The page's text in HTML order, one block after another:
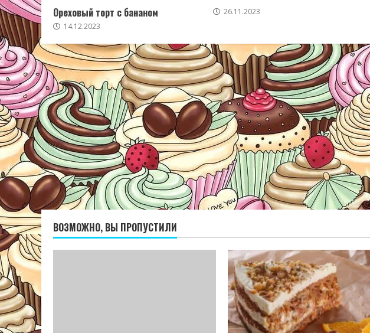
Ореховый торт с бананом
14.12.2023
26.11.2023
ВОЗМОЖНО, ВЫ ПРОПУСТИЛИ